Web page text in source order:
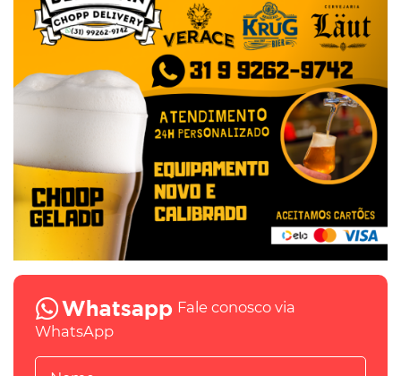
Fale conosco via
WhatsApp